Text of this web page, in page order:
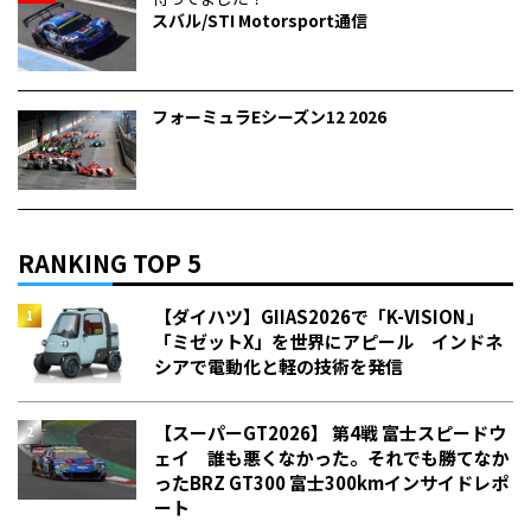
スバル/STI Motorsport通信
フォーミュラEシーズン12 2026
RANKING TOP 5
【ダイハツ】GIIAS2026で「K-VISION」
「ミゼットX」を世界にアピール インドネ
シアで電動化と軽の技術を発信
【スーパーGT2026】 第4戦 富士スピードウ
ェイ 誰も悪くなかった。それでも勝てなか
った――BRZ GT300 富士300kmインサイドレポ
ート